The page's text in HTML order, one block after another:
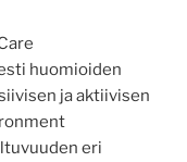
huomioiden
ja aktiivisen
eri